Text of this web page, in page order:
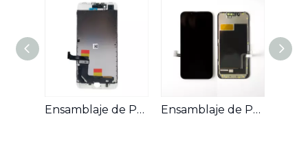
Ensamblaje de Pantalla OLED para Teléfonos Móviles Compatible con iPhone 7 Plus Ensamblaje de Pantalla LCD para Teléfonos Móviles Compatible con iPhone 13 Mini